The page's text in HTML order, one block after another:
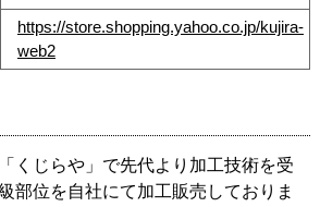
https://store.shopping.yahoo.co.jp/kujira-
web2
くじらや」で先代より加工技術を受
部位を自社にて加工販売しておりま